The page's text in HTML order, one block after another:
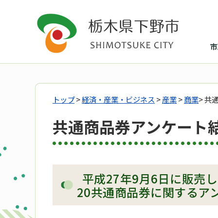
トップ>経済・産業・ビジネス >産業>商業> 共
共通商品券アンケート
平成27年9月6日に販売
20共通商品券に関するア